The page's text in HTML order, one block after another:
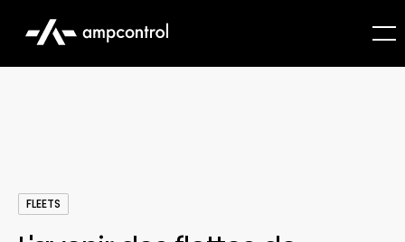
FLEETS